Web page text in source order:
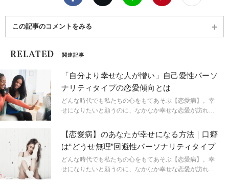
この記事のコメントをみる
RELATED 関連記事
「自分より幸せな人が憎い」自己愛性パーソ
ナリティタイプの恋愛傾向とは
どんな時代でも私たちの心をもてあそぶ【恋愛病】。幸
せになりたいと願うのに、なかなか幸せな恋愛が訪れな
恋愛をするための見極め方を数回に渡ってお伝えしてい
きます。
【恋愛病】のあなたが幸せになる方法｜口癖
は“どうせ無理”回避性パーソナリティタイプ
どんな時代でも私たちの心をもてあそぶ【恋愛病】。幸
せになりたいと願うのに、なかなか幸せな恋愛が訪れな